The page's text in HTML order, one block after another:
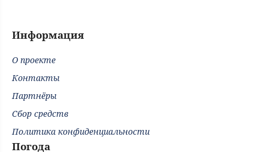
Информация
О проекте
Контакты
Партнёры
Сбор средств
Политика конфиденциальности
Погода